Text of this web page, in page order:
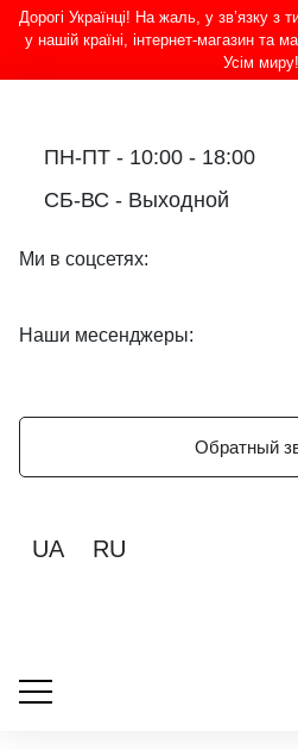
Дорогі Українці! На жаль, у зв’язку з
у нашій країні, інтернет-магазин та
Усім
ПН-ПТ - 10:00 - 18:00
СБ-ВС - Выходной
Ми в соцсетях:
Наши месенджеры:
Обратный
UA RU